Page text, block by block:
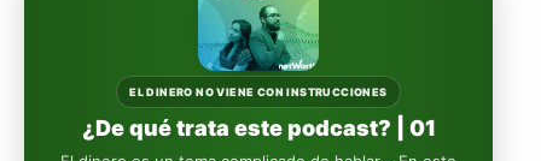
Principal
Sura
Insignia Life
EL DINERO NO VIENE CON INSTRUCCIONES
¿De qué trata este podcast? | 01